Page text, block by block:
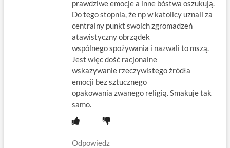
prawdziwe emocje a inne bóstwa oszukują.
Do tego stopnia, że np w katolicy uznali za
centralny punkt swoich zgromadzeń
atawistyczny obrządek
wspólnego spożywania i nazwali to mszą.
Jest więc dość racjonalne
wskazywanie rzeczywistego źródła
emocji bez sztucznego
opakowania zwanego religią. Smakuje tak
samo.
Odpowiedz